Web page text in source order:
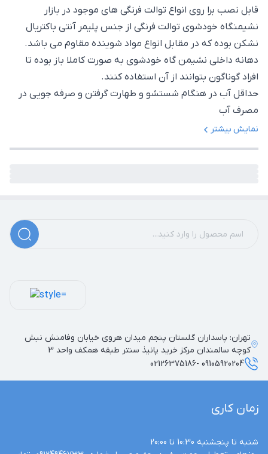
قابل نصب برا روی انواع توالت فرنگی های موجود در بازار
نشیمنگاه خودشوی توالت فرنگی از جنس پلیمر آنتی باکتریال
نشکن بوده که در مقابل انواع مواد شوینده مقاوم می باشد.
دهانه داخلی نشیمن گاه خودشوی به صورت کاملا باز بوده تا
افراد گوناگون بتوانند از آن استفاده کنند.
حداقل آب در هنگام شستشو و طهارت گرفتن و صرفه جویی در
مصرف آب
نمایش بیشتر
زمان کاری
تهران: پاسداران گلستان پنجم میدان هروی خیابان وفامنش نبش
کوچه سالمندان مرکز خرید پانیذ سنتر طبقه همکف واحد 3
09105920204 -02126375186